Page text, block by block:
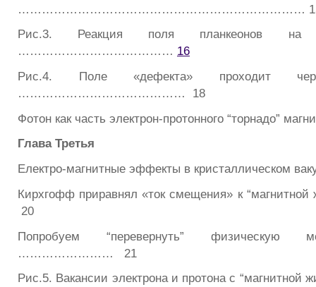
………………………………………………………………
Рис.3. Реакция поля планкеонов на
………………………………… 16
Рис.4. Поле «дефекта» проходит
…………………………………… 18
Фотон как часть электрон-протонного “торнадо”
Глава Третья
Електро-магнитные эффекты в кристаллическом
Кирхгофф приравнял «ток смещения» к
20
Попробуем “перевернуть” физическую
…………………… 21
Рис.5. Вакансии электрона и протона с